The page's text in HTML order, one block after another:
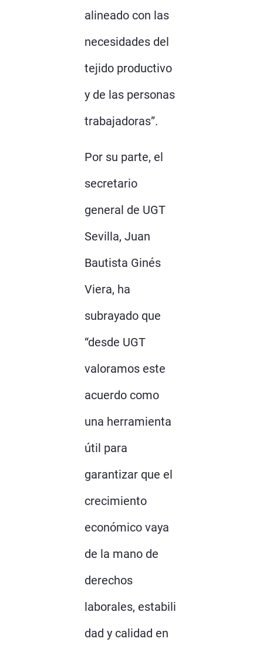
alineado con las
necesidades del
tejido productivo
y de las personas
trabajadoras”.
Por su parte, el
secretario
general de UGT
Sevilla, Juan
Bautista Ginés
Viera, ha
subrayado que
“desde UGT
valoramos este
acuerdo como
una herramienta
útil para
garantizar que el
crecimiento
económico vaya
de la mano de
derechos
laborales, estabili
dad y calidad en